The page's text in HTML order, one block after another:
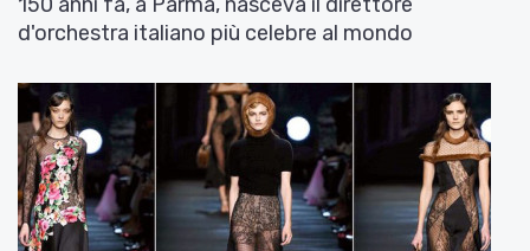
d'orchestra italiano più celebre al mondo